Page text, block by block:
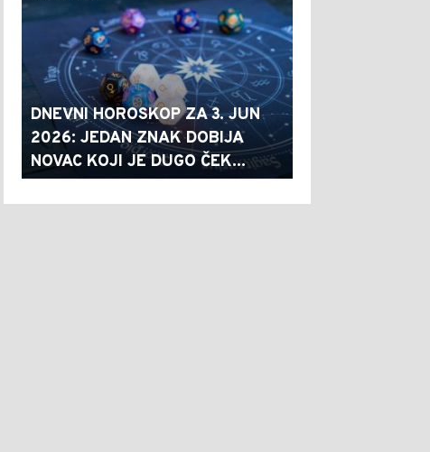
DNEVNI HOROSKOP ZA 3. JUN
2026: JEDAN ZNAK DOBIJA
NOVAC KOJI JE DUGO ČEK...